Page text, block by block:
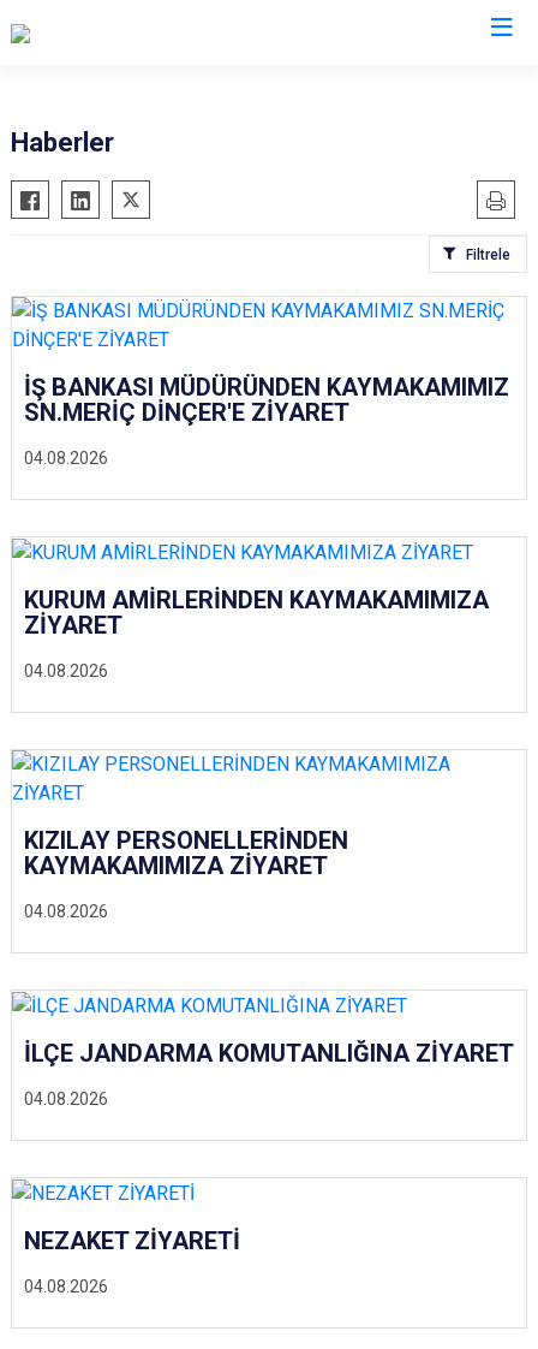
Alaca
Bayat
Dodurga
İskilip
Kargı
Laçin
Osmancık
Uğurludağ
Haberler
Filtrele
04.08.2026
İŞ BANKASI MÜDÜRÜNDEN KAYMAKAMIMIZ
SN.MERİÇ DİNÇER'E ZİYARET
04.08.2026
KURUM AMİRLERİNDEN KAYMAKAMIMIZA
ZİYARET
04.08.2026
KIZILAY PERSONELLERİNDEN
KAYMAKAMIMIZA ZİYARET
04.08.2026
İLÇE JANDARMA KOMUTANLIĞINA ZİYARET
04.08.2026
NEZAKET ZİYARETİ